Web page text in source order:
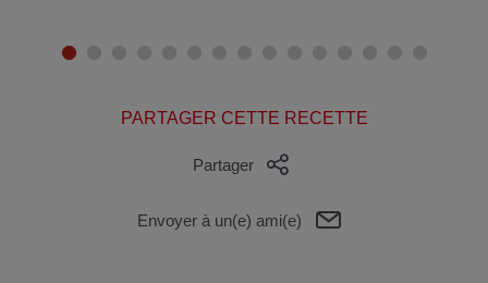
PARTAGER CETTE RECETTE
Partager
Envoyer à un(e) ami(e)